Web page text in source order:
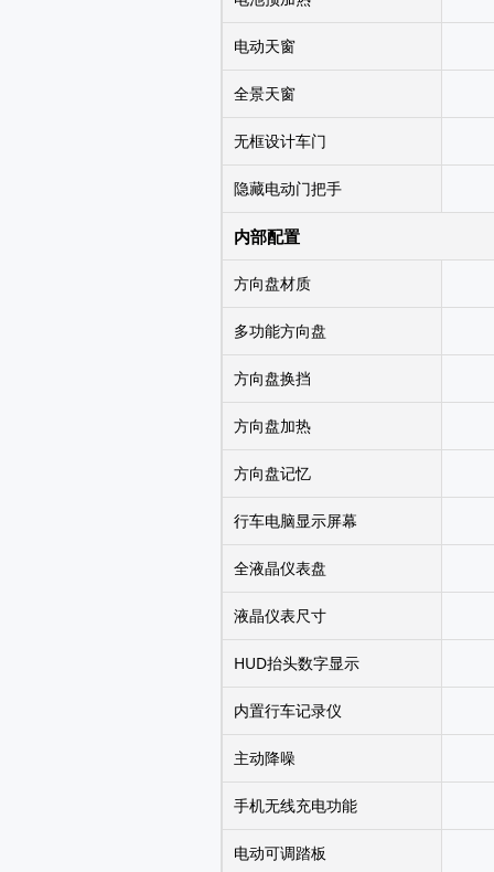
电动天窗
全景天窗
无框设计车门
隐藏电动门把手
内部配置
方向盘材质
多功能方向盘
方向盘换挡
方向盘加热
方向盘记忆
行车电脑显示屏幕
全液晶仪表盘
液晶仪表尺寸
HUD抬头数字显示
内置行车记录仪
主动降噪
手机无线充电功能
电动可调踏板